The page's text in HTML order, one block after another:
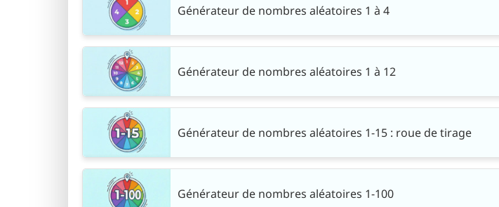
Générateur de nombres aléatoires 1 à 4
Générateur de nombres aléatoires 1 à 12
Générateur de nombres aléatoires 1-15 : roue de tirage
Générateur de nombres aléatoires 1-100